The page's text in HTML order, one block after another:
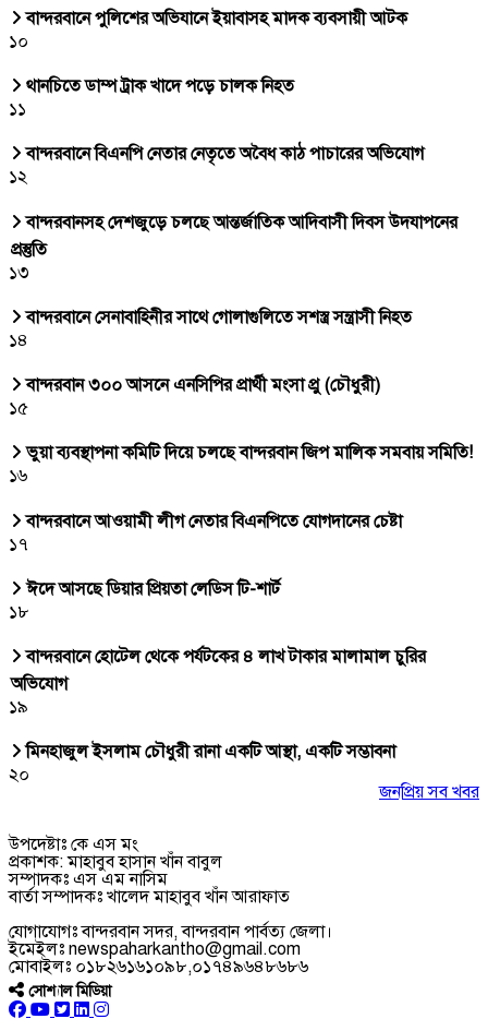
বান্দরবানে পুলিশের অভিযানে ইয়াবাসহ মাদক ব্যবসায়ী আটক
১০
থানচিতে ডাম্প ট্রাক খাদে পড়ে চালক নিহত
১১
বান্দরবানে বিএনপি নেতার নেতৃতে অবৈধ কাঠ পাচারের অভিযোগ
১২
বান্দরবানসহ দেশজুড়ে চলছে আন্তর্জাতিক আদিবাসী দিবস উদযাপনের
প্রস্তুতি
১৩
বান্দরবানে সেনাবাহিনীর সাথে গোলাগুলিতে সশস্ত্র সন্ত্রাসী নিহত
১৪
বান্দরবান ৩০০ আসনে এনসিপির প্রার্থী মংসা প্রু (চৌধুরী)
১৫
ভুয়া ব্যবস্থাপনা কমিটি দিয়ে চলছে বান্দরবান জিপ মালিক সমবায় সমিতি!
১৬
বান্দরবানে আওয়ামী লীগ নেতার বিএনপিতে যোগদানের চেষ্টা
১৭
ঈদে আসছে ডিয়ার প্রিয়তা লেডিস টি-শার্ট
১৮
বান্দরবানে হোটেল থেকে পর্যটকের ৪ লাখ টাকার মালামাল চুরির
অভিযোগ
১৯
মিনহাজুল ইসলাম চৌধুরী রানা একটি আস্থা, একটি সম্ভাবনা
২০
জনপ্রিয় সব খবর
উপদেষ্টাঃ কে এস মং
প্রকাশক: মাহাবুব হাসান খাঁন বাবুল
সম্পাদকঃ এস এম নাসিম
বার্তা সম্পাদকঃ খালেদ মাহাবুব খাঁন আরাফাত
যোগাযোগঃ বান্দরবান সদর, বান্দরবান পার্বত্য জেলা।
ইমেইলঃ newspaharkantho@gmail.com
মোবাইলঃ ০১৮২৬১৬১০৯৮,০১৭৪৯৬৪৮৬৮৬
সোশ্যাল মিডিয়া